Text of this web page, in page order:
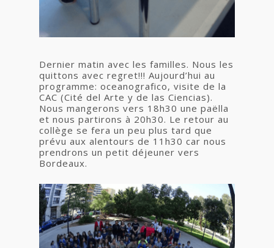
Dernier matin avec les familles. Nous les
quittons avec regret!!! Aujourd’hui au
programme: oceanografico, visite de la
CAC (Cité del Arte y de las Ciencias).
Nous mangerons vers 18h30 une paëlla
et nous partirons à 20h30. Le retour au
collège se fera un peu plus tard que
prévu aux alentours de 11h30 car nous
prendrons un petit déjeuner vers
Bordeaux.